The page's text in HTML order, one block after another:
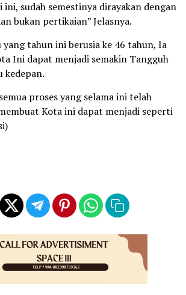
ini, sudah semestinya dirayakan dengan
bukan pertikaian” Jelasnya.
yang tahun ini berusia ke 46 tahun, Ia
Ini dapat menjadi semakin Tangguh
kedepan.
proses yang selama ini telah
Kota ini dapat menjadi seperti